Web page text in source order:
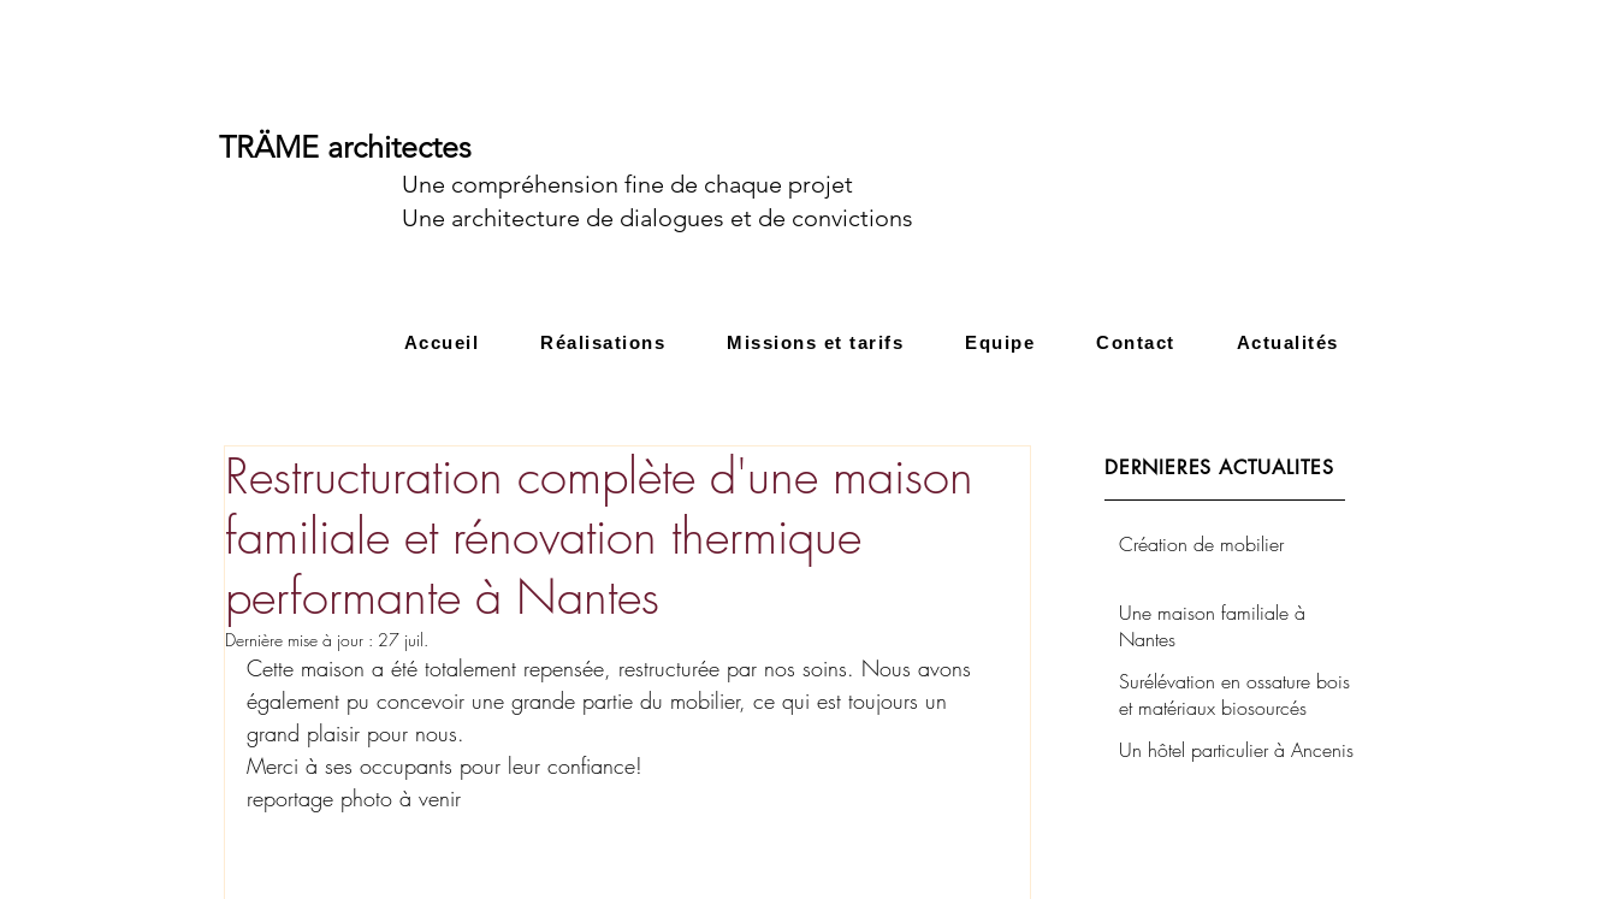
TRÄME architectes
Une compréhension fine de chaque projet
Une architecture de dialogues et de convictions
Accueil Réalisations Missions et tarifs Equipe Contact Actualités
Restructuration complète d'une maison
familiale et rénovation thermique
performante à Nantes
Dernière mise à jour : 27 juil.
Cette maison a été totalement repensée, restructurée par nos soins. Nous avons
également pu concevoir une grande partie du mobilier, ce qui est toujours un
grand plaisir pour nous.
Merci à ses occupants pour leur confiance!
reportage photo à venir
DERNIERES ACTUALITES
Création de mobilier
Une maison familiale à
Nantes
Surélévation en ossature bois
et matériaux biosourcés
Un hôtel particulier à Ancenis